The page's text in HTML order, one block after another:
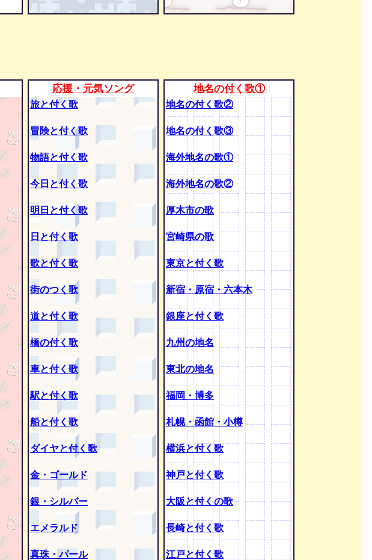
応援・元気ソング
旅と付く歌
冒険と付く歌
物語と付く歌
今日と付く歌
明日と付く歌
日と付く歌
歌と付く歌
街のつく歌
道と付く歌
橋の付く歌
車と付く歌
駅と付く歌
船と付く歌
ダイヤと付く歌
金・ゴールド
銀・シルバー
エメラルド
真珠・パール
地名の付く歌①
地名の付く歌②
地名の付く歌③
海外地名の歌①
海外地名の歌②
厚木市の歌
宮崎県の歌
東京と付く歌
新宿・原宿・六本木
銀座と付く歌
九州の地名
東北の地名
福岡・博多
札幌・函館・小樽
横浜と付く歌
神戸と付く歌
大阪と付くの歌
長崎と付く歌
江戸と付く歌